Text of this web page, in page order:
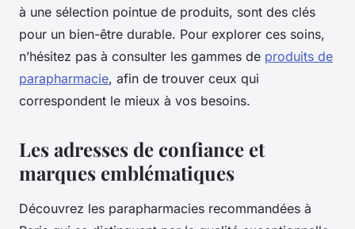
à une sélection pointue de produits, sont des clés
pour un bien-être durable. Pour explorer ces soins,
n’hésitez pas à consulter les gammes de produits de
parapharmacie, afin de trouver ceux qui
correspondent le mieux à vos besoins.
Les adresses de confiance et
marques emblématiques
Découvrez les parapharmacies recommandées à